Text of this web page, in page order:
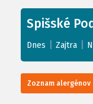
+
−
Spišské
Dnes Zajtra
Zoznam alergénov